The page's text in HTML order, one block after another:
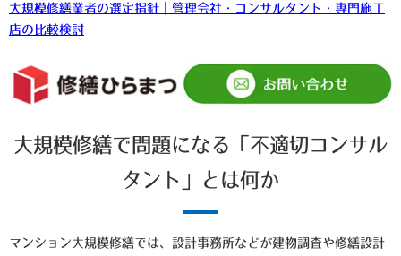
大規模修繕業者の選定指針｜管理会社・コンサルタント・専門施工
店の比較検討
大規模修繕で問題になる「不適切コンサル
タント」とは何か
マンション大規模修繕では、設計事務所などが建物調査や修繕設計